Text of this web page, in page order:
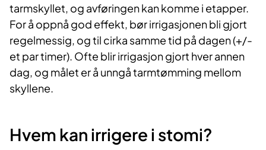
tarmskyllet, og avføringen kan komme i etapper.
For å oppnå god effekt, bør irrigasjonen bli gjort
regelmessig, og til cirka samme tid på dagen (+/-
et par timer). Ofte blir irrigasjon gjort hver annen
dag, og målet er å unngå tarmtømming mellom
skyllene.
Hvem kan irrigere i stomi?